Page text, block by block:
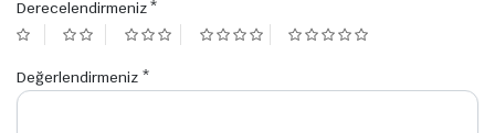
Derecelendirmeniz*
Değerlendirmeniz *